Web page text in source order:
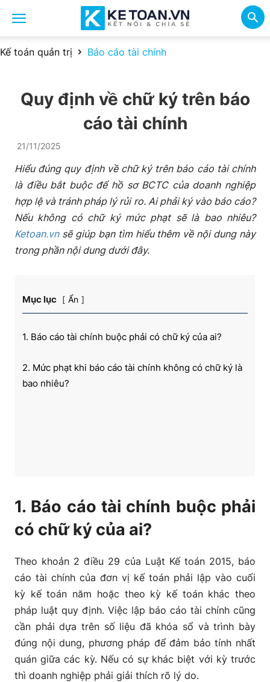
Kế toán quản trị Báo cáo tài chính
Quy định về chữ ký trên báo
cáo tài chính
21/11/2025
Hiểu đúng quy định về chữ ký trên báo cáo tài chính
là điều bắt buộc để hồ sơ BCTC của doanh nghiệp
hợp lệ và tránh pháp lý rủi ro. Ai phải ký vào báo cáo?
Nếu không có chữ ký mức phạt sẽ là bao nhiêu?
Ketoan.vnsẽ giúp bạn tìm hiểu thêm về nội dung này
trong phần nội dung dưới đây.
Mục lục Ẩn
1. Báo cáo tài chính buộc phải có chữ ký của ai?
2. Mức phạt khi báo cáo tài chính không có chữ ký là
bao nhiêu?
1. Báo cáo tài chính buộc phải
có chữ ký của ai?
Theo khoản 2 điều 29 của Luật Kế toán 2015, báo
cáo tài chính của đơn vị kế toán phải lập vào cuối
kỳ kế toán năm hoặc theo kỳ kế toán khác theo
pháp luật quy định. Việc lập báo cáo tài chính cũng
cần phải dựa trên số liệu đã khóa sổ và trình bày
đúng nội dung, phương pháp để đảm bảo tính nhất
quán giữa các kỳ. Nếu có sự khác biệt với kỳ trước
thì doanh nghiệp phải giải thích rõ lý do.